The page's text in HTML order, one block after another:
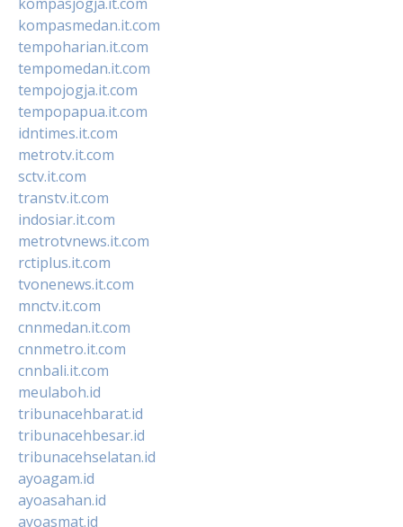
kompasmedan.it.com
tempoharian.it.com
tempomedan.it.com
tempojogja.it.com
tempopapua.it.com
idntimes.it.com
metrotv.it.com
sctv.it.com
transtv.it.com
indosiar.it.com
metrotvnews.it.com
rctiplus.it.com
tvonenews.it.com
mnctv.it.com
cnnmedan.it.com
cnnmetro.it.com
cnnbali.it.com
meulaboh.id
tribunacehbarat.id
tribunacehbesar.id
tribunacehselatan.id
ayoagam.id
ayoasahan.id
ayoasmat.id